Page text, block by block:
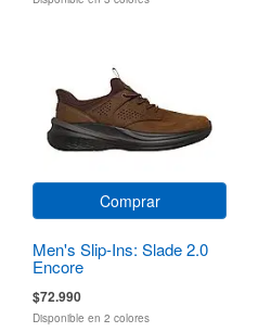
Comprar
Men's Slip-Ins: Slade 2.0
Encore
$72.990
Disponible en 2 colores